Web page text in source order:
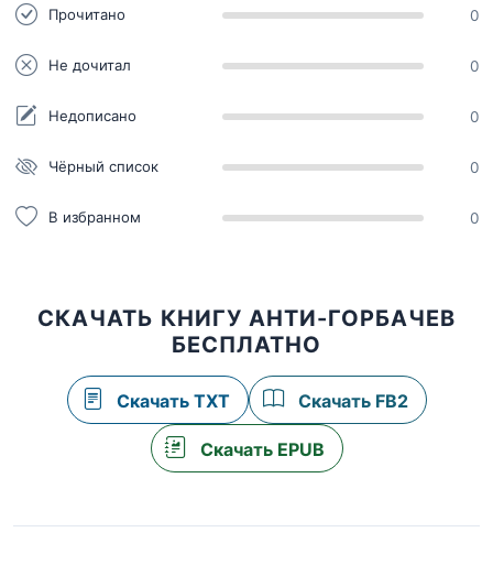
Прочитано 0
Не дочитал 0
Недописано 0
Чёрный список 0
В избранном 0
СКАЧАТЬ КНИГУ АНТИ-ГОРБАЧЕВ
БЕСПЛАТНО
Скачать TXT Скачать FB2
Скачать EPUB